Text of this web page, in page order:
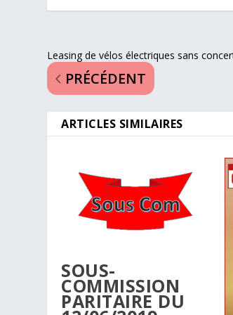
Leasing de vélos électriques sans
PRÉCÉDENT
ARTICLES SIMILAIRES
SOUS-
COMMISSION
PARITAIRE DU